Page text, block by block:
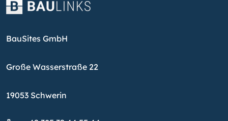
BauSites GmbH
Große Wasserstraße 22
19053 Schwerin